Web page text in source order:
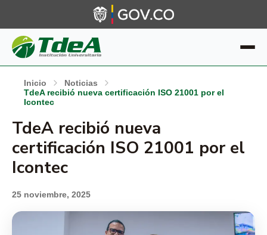
Inicio
Noticias
TdeA recibió nueva certificación ISO 21001 por el
Icontec
TdeA recibió nueva
certificación ISO 21001 por el
Icontec
25 noviembre, 2025